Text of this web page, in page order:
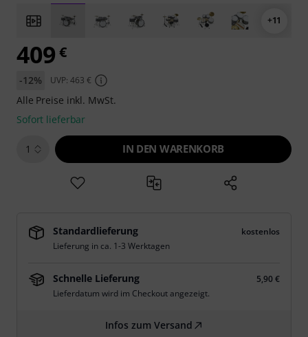
+11
409 €
-12% UVP: 463 €
Alle Preise inkl. MwSt.
Sofort lieferbar
1 IN DEN WARENKORB
Standardlieferung
kostenlos
Lieferung in ca. 1-3 Werktagen
Schnelle Lieferung
5,90 €
Lieferdatum wird im Checkout angezeigt.
Infos zum Versand